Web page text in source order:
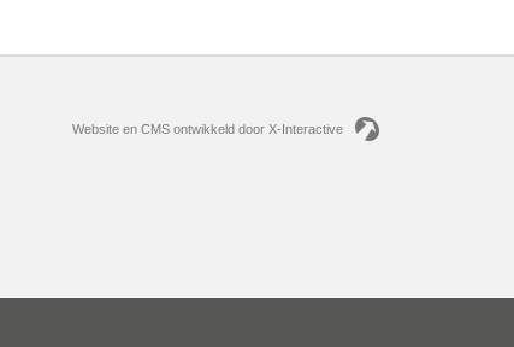
Website en CMS ontwikkeld door X-Interactive